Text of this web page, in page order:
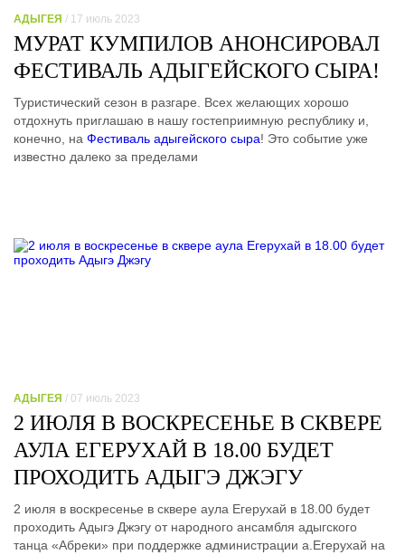
АДЫГЕЯ / 17 июль 2023
МУРАТ КУМПИЛОВ АНОНСИРОВАЛ
ФЕСТИВАЛЬ АДЫГЕЙСКОГО СЫРА!
Туристический сезон в разгаре. Всех желающих хорошо
отдохнуть приглашаю в нашу гостеприимную республику и,
конечно, на Фестиваль адыгейского сыра! Это событие уже
известно далеко за пределами
АДЫГЕЯ / 07 июль 2023
2 ИЮЛЯ В ВОСКРЕСЕНЬЕ В СКВЕРЕ
АУЛА ЕГЕРУХАЙ В 18.00 БУДЕТ
ПРОХОДИТЬ АДЫГЭ ДЖЭГУ
2 июля в воскресенье в сквере аула Егерухай в 18.00 будет
проходить Адыгэ Джэгу от народного ансамбля адыгского
танца «Абреки» при поддержке администрации а.Егерухай на